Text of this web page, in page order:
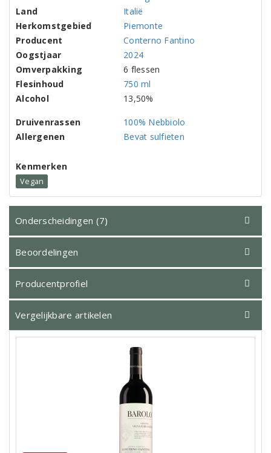
Land
Italië
Herkomstgebied
Piemonte
Producent
Conterno Fantino
Oogstjaar
2024
Omverpakking
6 flessen
Flesinhoud
750 ml
Alcohol
13,50%
Druivenrassen
100% Nebbiolo
Allergenen
Bevat sulfieten
Kenmerken
Vegan
Onderscheidingen (7)
Beoordelingen
Producentprofiel
Vergelijkbare artikelen